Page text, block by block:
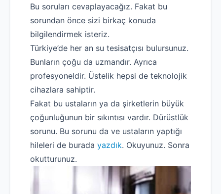
Bu soruları cevaplayacağız. Fakat bu
sorundan önce sizi birkaç konuda
bilgilendirmek isteriz.
Türkiye’de her an su tesisatçısı bulursunuz.
Bunların çoğu da uzmandır. Ayrıca
profesyoneldir. Üstelik hepsi de teknolojik
cihazlara sahiptir.
Fakat bu ustaların ya da şirketlerin büyük
çoğunluğunun bir sıkıntısı vardır. Dürüstlük
sorunu. Bu sorunu da ve ustaların yaptığı
hileleri de burada yazdık. Okuyunuz. Sonra
okutturunuz.